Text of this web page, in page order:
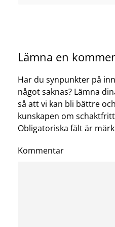
Lämna en
Har du synpunkter på
något saknas? Lämna
så att vi kan bli bättre
kunskapen om
Obligatoriska fält är
Kommentar